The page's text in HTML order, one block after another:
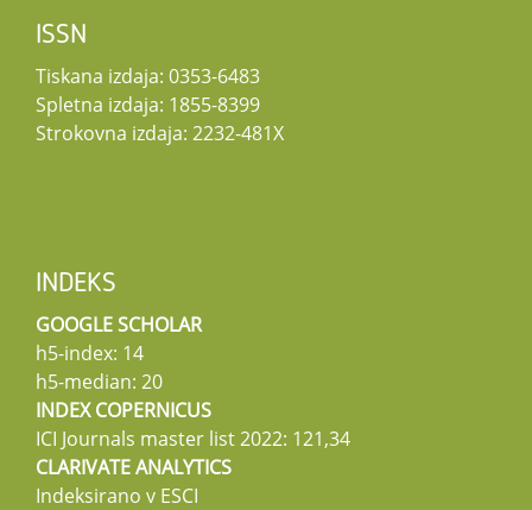
ISSN
Tiskana izdaja: 0353-6483
Spletna izdaja: 1855-8399
Strokovna izdaja: 2232-481X
INDEKS
GOOGLE SCHOLAR
h5-index: 14
h5-median: 20
INDEX COPERNICUS
ICI Journals master list 2022: 121,34
CLARIVATE ANALYTICS
Indeksirano v ESCI